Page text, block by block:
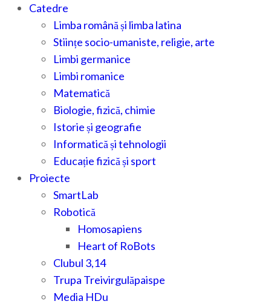
Catedre
Limba română și limba latina
Stiințe socio-umaniste, religie, arte
Limbi germanice
Limbi romanice
Matematică
Biologie, fizică, chimie
Istorie și geografie
Informatică și tehnologii
Educație fizică și sport
Proiecte
SmartLab
Robotică
Homosapiens
Heart of RoBots
Clubul 3,14
Trupa Treivirgulăpaispe
Media HDu